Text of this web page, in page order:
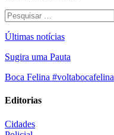
Últimas notícias
Sugira uma Pauta
Boca Felina #voltabocafelina
Editorias
Cidades